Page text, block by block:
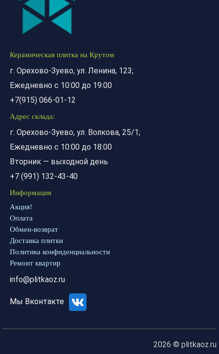
Керамическая плитка на Крутом
г. Орехово-Зуево, ул. Ленина, 123;
Ежедневно с 10:00 до 19:00
+7(915) 066-01-12
Адрес склада:
г. Орехово-Зуево, ул. Волкова, 25/1;
Ежедневно с 10:00 до 18:00
Вторник — выходной день
+7 (991) 132-43-40
Информация
Акция!
Оплата
Обмен-возврат
Доставка плитки
Политика конфиденциальности
Ремонт квартир
info@plitkaoz.ru
Мы Вконтакте
2026 © plitkaoz.ru